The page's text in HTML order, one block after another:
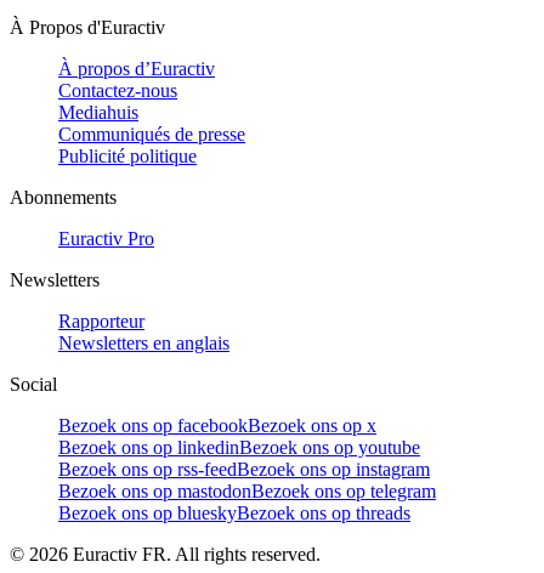
À Propos d'Euractiv
À propos d’Euractiv
Contactez-nous
Mediahuis
Communiqués de presse
Publicité politique
Abonnements
Euractiv Pro
Newsletters
Rapporteur
Newsletters en anglais
Social
Bezoek ons op facebookBezoek ons op x
Bezoek ons op linkedinBezoek ons op youtube
Bezoek ons op rss-feedBezoek ons op instagram
Bezoek ons op mastodonBezoek ons op telegram
Bezoek ons op blueskyBezoek ons op threads
© 2026 Euractiv FR. All rights reserved.